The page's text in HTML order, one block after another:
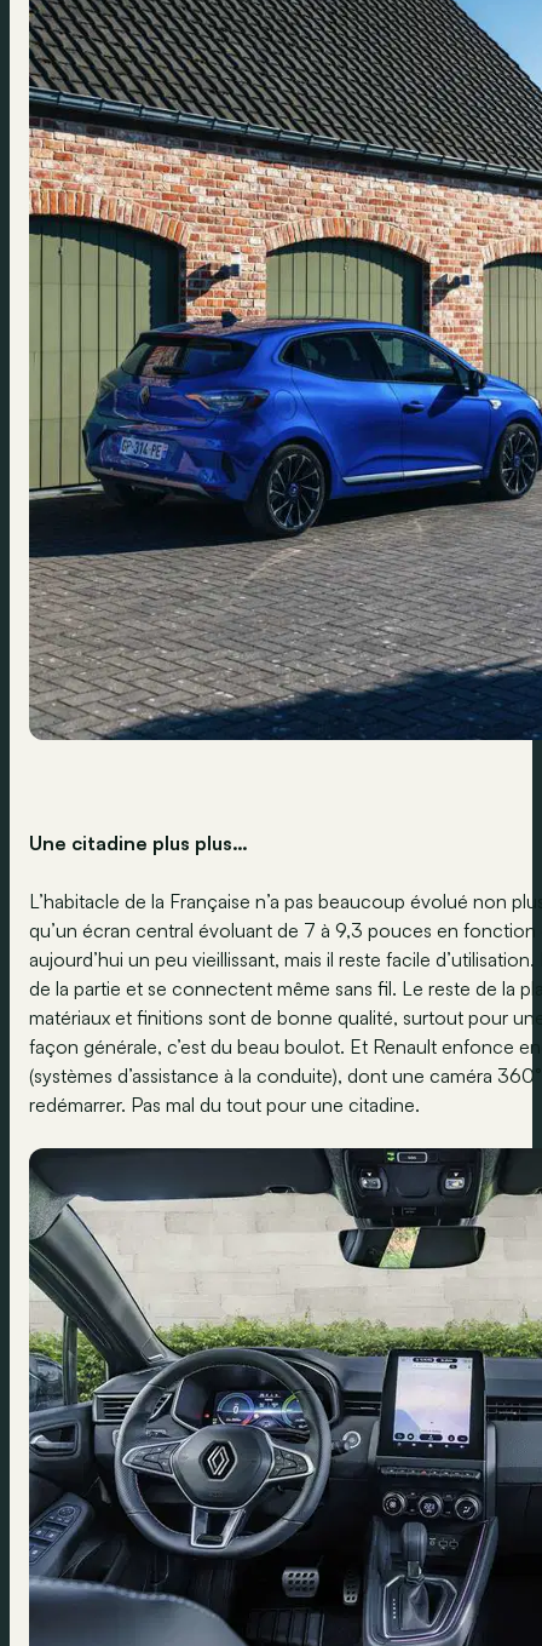
Une citadine plus plus…
L’habitacle de la Française n’a pas beaucoup évolué non
qu’un écran central évoluant de 7 à 9,3 pouces en
aujourd’hui un peu vieillissant, mais il reste facile
de la partie et se connectent même sans fil. Le reste de la
matériaux et finitions sont de bonne qualité, surtout pour
façon générale, c’est du beau boulot. Et Renault enfonce
(systèmes d’assistance à la conduite), dont une caméra
redémarrer. Pas mal du tout pour une citadine.